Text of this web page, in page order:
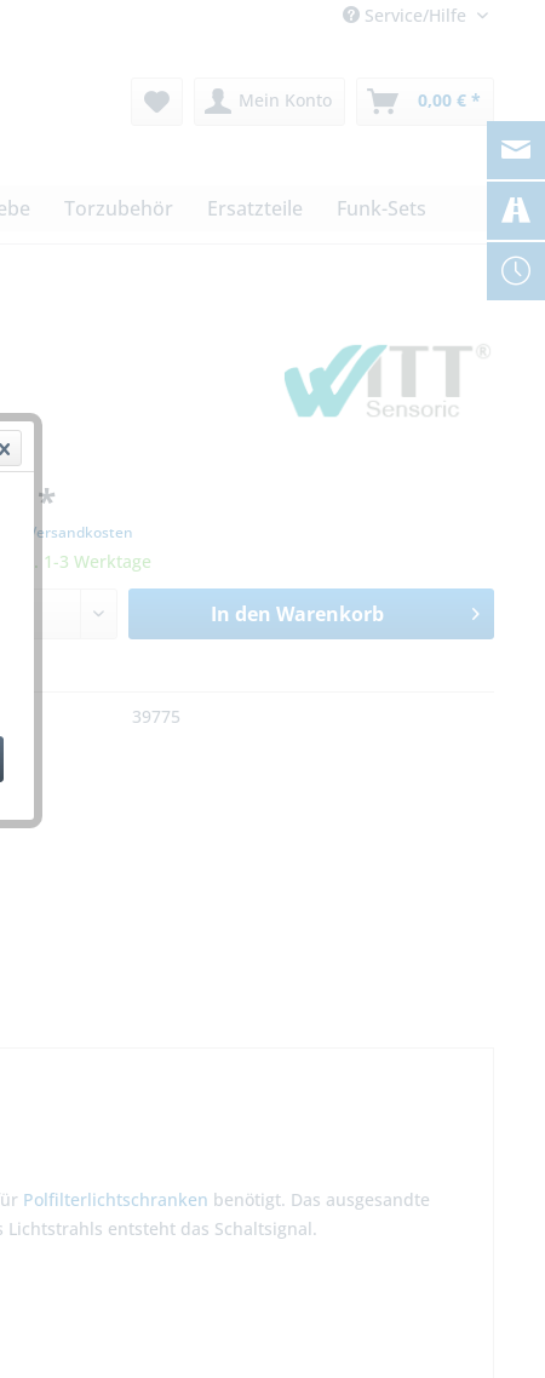
Service/Hilfe
Mein Konto 0,00 € *
Torzubehör Ersatzteile Funk-Sets
€ *
zzgl. Versandkosten
ca. 1-3 Werktage
In den Warenkorb
39775
Polfilterlichtschranken benötigt. Das ausgesandte
entsteht das Schaltsignal.